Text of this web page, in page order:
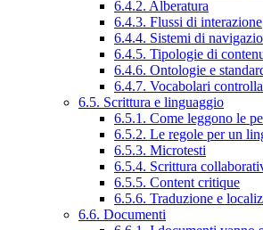
6.4.2. Alberatura
6.4.3. Flussi di interazione
6.4.4. Sistemi di
6.4.5. Tipologie di
6.4.6. Ontologie e
6.4.7. Vocabolari
6.5. Scrittura e linguaggio
6.5.1. Come leggono le
6.5.2. Le regole per un
6.5.3. Microtesti
6.5.4. Scrittura
6.5.5. Content critique
6.5.6. Traduzione e
6.6. Documenti